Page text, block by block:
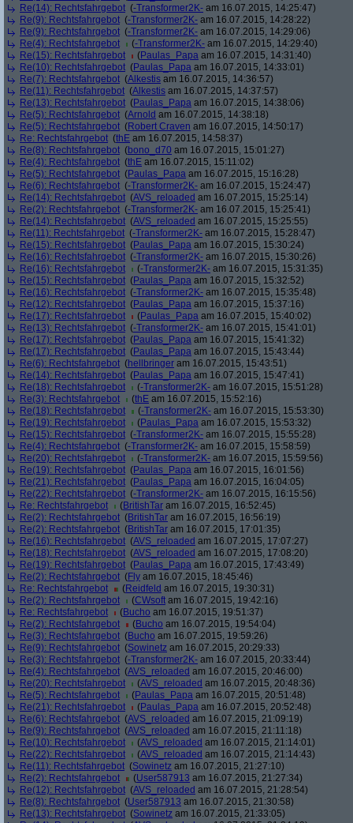
Re(14): Rechtsfahrgebot (-Transformer2K- am 16.07.2015, 14:25:47)
Re(9): Rechtsfahrgebot (-Transformer2K- am 16.07.2015, 14:28:22)
Re(9): Rechtsfahrgebot (-Transformer2K- am 16.07.2015, 14:29:06)
Re(4): Rechtsfahrgebot
(-Transformer2K- am 16.07.2015, 14:29:40)
Re(15): Rechtsfahrgebot
(Paulas_Papa am 16.07.2015, 14:31:40)
Re(10): Rechtsfahrgebot (Paulas_Papa am 16.07.2015, 14:33:01)
Re(7): Rechtsfahrgebot (Alkestis am 16.07.2015, 14:36:57)
Re(11): Rechtsfahrgebot (Alkestis am 16.07.2015, 14:37:57)
Re(13): Rechtsfahrgebot (Paulas_Papa am 16.07.2015, 14:38:06)
Re(5): Rechtsfahrgebot (Arnold am 16.07.2015, 14:38:18)
Re(5): Rechtsfahrgebot (Robert Craven am 16.07.2015, 14:50:17)
Re: Rechtsfahrgebot (thE am 16.07.2015, 14:58:37)
Re(8): Rechtsfahrgebot (bono_d70 am 16.07.2015, 15:01:27)
Re(4): Rechtsfahrgebot (thE am 16.07.2015, 15:11:02)
Re(5): Rechtsfahrgebot (Paulas_Papa am 16.07.2015, 15:16:28)
Re(6): Rechtsfahrgebot (-Transformer2K- am 16.07.2015, 15:24:47)
Re(14): Rechtsfahrgebot (AVS_reloaded am 16.07.2015, 15:25:14)
Re(2): Rechtsfahrgebot (-Transformer2K- am 16.07.2015, 15:25:41)
Re(14): Rechtsfahrgebot (AVS_reloaded am 16.07.2015, 15:25:55)
Re(11): Rechtsfahrgebot (-Transformer2K- am 16.07.2015, 15:28:47)
Re(15): Rechtsfahrgebot (Paulas_Papa am 16.07.2015, 15:30:24)
Re(16): Rechtsfahrgebot (-Transformer2K- am 16.07.2015, 15:30:26)
Re(16): Rechtsfahrgebot
(-Transformer2K- am 16.07.2015, 15:31:35)
Re(15): Rechtsfahrgebot (Paulas_Papa am 16.07.2015, 15:32:52)
Re(16): Rechtsfahrgebot (-Transformer2K- am 16.07.2015, 15:35:48)
Re(12): Rechtsfahrgebot (Paulas_Papa am 16.07.2015, 15:37:16)
Re(17): Rechtsfahrgebot
(Paulas_Papa am 16.07.2015, 15:40:02)
Re(13): Rechtsfahrgebot (-Transformer2K- am 16.07.2015, 15:41:01)
Re(17): Rechtsfahrgebot (Paulas_Papa am 16.07.2015, 15:41:32)
Re(17): Rechtsfahrgebot (Paulas_Papa am 16.07.2015, 15:43:44)
Re(6): Rechtsfahrgebot (hellbringer am 16.07.2015, 15:43:51)
Re(14): Rechtsfahrgebot (Paulas_Papa am 16.07.2015, 15:47:41)
Re(18): Rechtsfahrgebot
(-Transformer2K- am 16.07.2015, 15:51:28)
Re(3): Rechtsfahrgebot
(thE am 16.07.2015, 15:52:16)
Re(18): Rechtsfahrgebot
(-Transformer2K- am 16.07.2015, 15:53:30)
Re(19): Rechtsfahrgebot
(Paulas_Papa am 16.07.2015, 15:53:32)
Re(15): Rechtsfahrgebot (-Transformer2K- am 16.07.2015, 15:55:28)
Re(4): Rechtsfahrgebot (-Transformer2K- am 16.07.2015, 15:58:59)
Re(20): Rechtsfahrgebot
(-Transformer2K- am 16.07.2015, 15:59:56)
Re(19): Rechtsfahrgebot (Paulas_Papa am 16.07.2015, 16:01:56)
Re(21): Rechtsfahrgebot (Paulas_Papa am 16.07.2015, 16:04:05)
Re(22): Rechtsfahrgebot (-Transformer2K- am 16.07.2015, 16:15:56)
Re: Rechtsfahrgebot
(BritishTar am 16.07.2015, 16:52:45)
Re(2): Rechtsfahrgebot (BritishTar am 16.07.2015, 16:56:19)
Re(2): Rechtsfahrgebot (BritishTar am 16.07.2015, 17:01:35)
Re(16): Rechtsfahrgebot (AVS_reloaded am 16.07.2015, 17:07:27)
Re(18): Rechtsfahrgebot (AVS_reloaded am 16.07.2015, 17:08:20)
Re(19): Rechtsfahrgebot (Paulas_Papa am 16.07.2015, 17:43:49)
Re(2): Rechtsfahrgebot (Fly am 16.07.2015, 18:45:46)
Re: Rechtsfahrgebot
(Reidfeld am 16.07.2015, 19:30:31)
Re(2): Rechtsfahrgebot
(CWsoft am 16.07.2015, 19:42:16)
Re: Rechtsfahrgebot
(Bucho am 16.07.2015, 19:51:37)
Re(2): Rechtsfahrgebot
(Bucho am 16.07.2015, 19:54:04)
Re(3): Rechtsfahrgebot (Bucho am 16.07.2015, 19:59:26)
Re(9): Rechtsfahrgebot (Sowinetz am 16.07.2015, 20:29:33)
Re(3): Rechtsfahrgebot (-Transformer2K- am 16.07.2015, 20:33:44)
Re(4): Rechtsfahrgebot (AVS_reloaded am 16.07.2015, 20:46:00)
Re(20): Rechtsfahrgebot
(AVS_reloaded am 16.07.2015, 20:48:36)
Re(5): Rechtsfahrgebot
(Paulas_Papa am 16.07.2015, 20:51:48)
Re(21): Rechtsfahrgebot
(Paulas_Papa am 16.07.2015, 20:52:48)
Re(6): Rechtsfahrgebot (AVS_reloaded am 16.07.2015, 21:09:19)
Re(9): Rechtsfahrgebot (AVS_reloaded am 16.07.2015, 21:11:18)
Re(10): Rechtsfahrgebot
(AVS_reloaded am 16.07.2015, 21:14:01)
Re(22): Rechtsfahrgebot
(AVS_reloaded am 16.07.2015, 21:14:43)
Re(11): Rechtsfahrgebot (Sowinetz am 16.07.2015, 21:27:10)
Re(2): Rechtsfahrgebot
(User587913 am 16.07.2015, 21:27:34)
Re(12): Rechtsfahrgebot (AVS_reloaded am 16.07.2015, 21:28:54)
Re(8): Rechtsfahrgebot (User587913 am 16.07.2015, 21:30:58)
Re(13): Rechtsfahrgebot (Sowinetz am 16.07.2015, 21:33:05)